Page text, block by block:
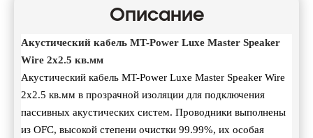
Описание
Акустический кабель MT-Power Luxe Master Speaker
Wire 2х2.5 кв.мм
Акустический кабель MT-Power Luxe Master Speaker Wire
2х2.5 кв.мм в прозрачной изоляции для подключения
пассивных акустических систем. Проводники выполнены
из OFC, высокой степени очистки 99.99%, их особая